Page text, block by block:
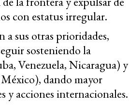
con estatus irregular.
sus otras prioridades,
sosteniendo la
Venezuela, Nicaragua) y
dando mayor
y acciones internacionales.